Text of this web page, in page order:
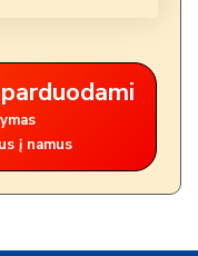
į namus